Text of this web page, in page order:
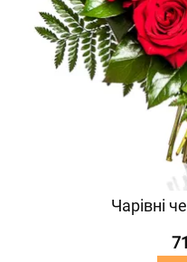
Чарівні